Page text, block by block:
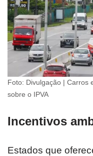
Foto: Divulgação | Carros
sobre o IPVA
Incentivos
Estados que